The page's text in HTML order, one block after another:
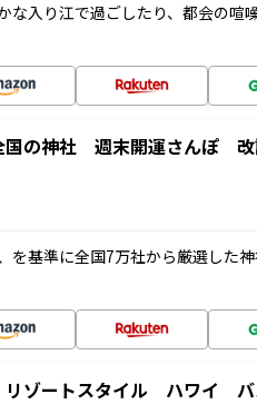
な入り江で過ごしたり、都会の喧
国の神社 週末開運さんぽ
を基準に全国7万社から厳選した
ゾートスタイル ハワイ バ